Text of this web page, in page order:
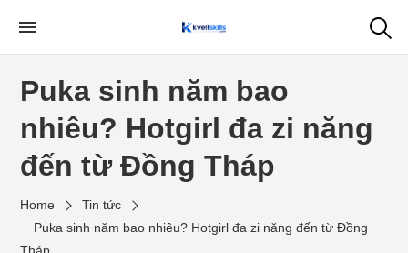
content
My WordPress Blog
Puka sinh năm bao
nhiêu? Hotgirl đa zi năng
đến từ Đồng Tháp
Home
Tin tức
Puka sinh năm bao nhiêu? Hotgirl đa zi năng đến từ Đồng